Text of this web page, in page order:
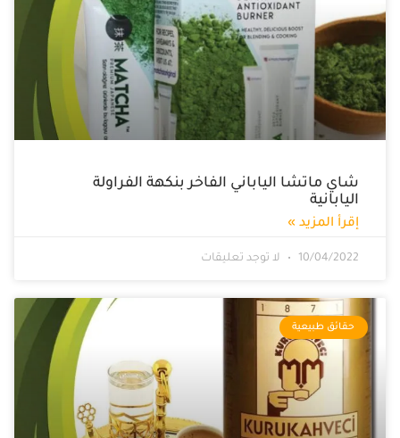
شاي ماتشا الياباني الفاخر بنكهة الفراولة
اليابانية
إقرأ المزيد »
10/04/2022 لا توجد تعليقات
حقائق طبيعية